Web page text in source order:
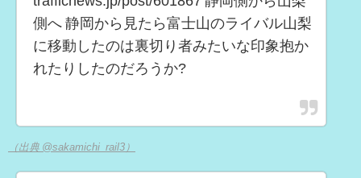
側へ 静岡から見たら富士山のライバル山梨
に移動したのは裏切り者みたいな印象抱か
れたりしたのだろうか?
（出典 @sakamichi_rail3）